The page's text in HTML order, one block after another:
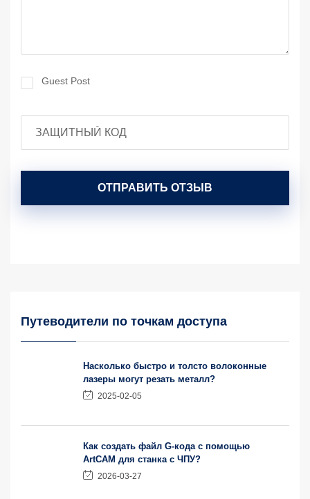
Guest Post
ОТПРАВИТЬ ОТЗЫВ
Путеводители по точкам доступа
Насколько быстро и толсто волоконные
лазеры могут резать металл?
2025-02-05
Как создать файл G-кода с помощью
ArtCAM для станка с ЧПУ?
2026-03-27